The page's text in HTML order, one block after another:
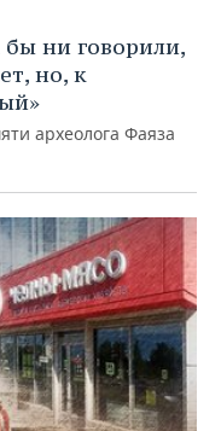
ни говорили,
но, к
археолога Фаяза